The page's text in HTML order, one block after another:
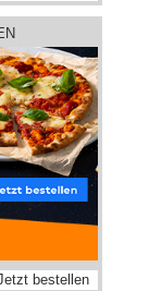
bestellen